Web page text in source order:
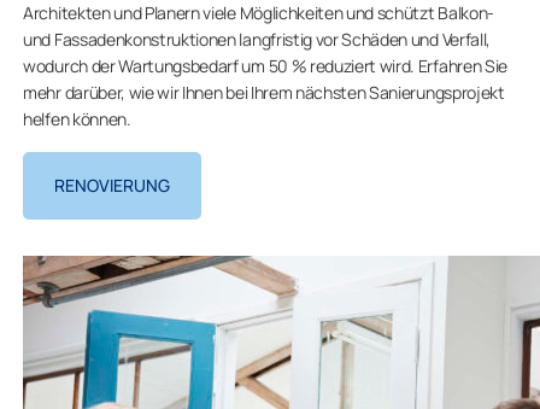
Architekten und Planern viele Möglichkeiten und schützt Balkon-
und Fassadenkonstruktionen langfristig vor Schäden und Verfall,
wodurch der Wartungsbedarf um 50 % reduziert wird. Erfahren Sie
mehr darüber, wie wir Ihnen bei Ihrem nächsten Sanierungsprojekt
helfen können.
RENOVIERUNG